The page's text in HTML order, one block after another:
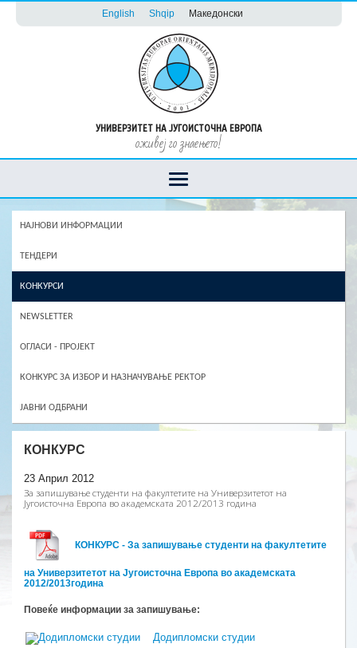
English Shqip Македонски
УНИВЕРЗИТЕТ НА ЈУГОИСТОЧНА ЕВРОПА
оживеј го знаењето!
НАЈНОВИ ИНФОРМАЦИИ
ТЕНДЕРИ
КОНКУРСИ
NEWSLETTER
ОГЛАСИ - ПРОЈЕКТ
КОНКУРС ЗА ИЗБОР И НАЗНАЧУВАЊЕ РЕКТОР
ЈАВНИ ОДБРАНИ
КОНКУРС
23 Април 2012
За запишување студенти на факултетите на Универзитетот на
Југоисточна Европа во академската 2012/2013 година
КОНКУРС - За запишување студенти на факултетите
на Универзитетот на Југоисточна Европа во академската
2012/2013година
Повеќе информации за запишување:
Додипломски студии